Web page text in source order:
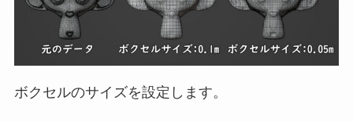
ボクセルのサイズを設定します。